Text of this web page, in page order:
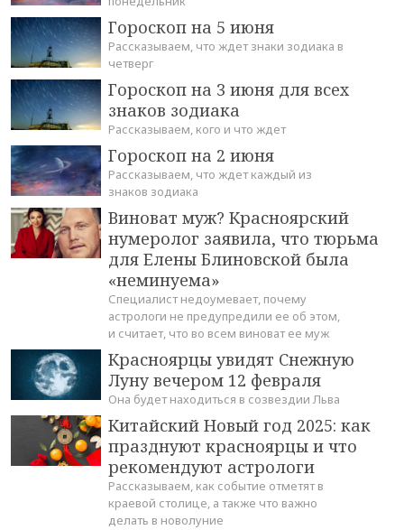
Гороскоп на 5 июня
Рассказываем, что ждет знаки зодиака в
четверг
Гороскоп на 3 июня для всех
знаков зодиака
Рассказываем, кого и что ждет
Гороскоп на 2 июня
Рассказываем, что ждет каждый из
знаков зодиака
Виноват муж? Красноярский
нумеролог заявила, что тюрьма
для Елены Блиновской была
«неминуема»
Специалист недоумевает, почему
астрологи не предупредили ее об этом,
и считает, что во всем виноват ее муж
Красноярцы увидят Снежную
Луну вечером 12 февраля
Она будет находиться в созвездии Льва
Китайский Новый год 2025: как
празднуют красноярцы и что
рекомендуют астрологи
Рассказываем, как событие отметят в
краевой столице, а также что важно
делать в новолуние